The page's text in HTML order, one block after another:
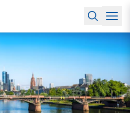
Anschlussfinanzierung
Jahre StädtevergleichSentiment
Alle Termine